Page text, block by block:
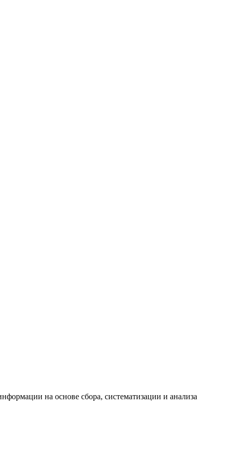
на основе сбора, систематизации и анализа